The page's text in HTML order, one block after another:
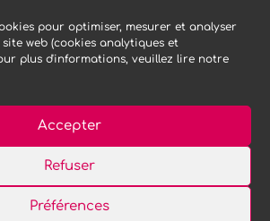
pour optimiser, mesurer et analyser
web (cookies analytiques et
plus d'informations, veuillez lire notre
Accepter
Refuser
Préférences